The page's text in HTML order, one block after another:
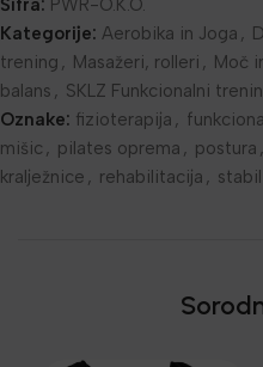
Šifra: PWR-O.K.O.
Kategorije: Aerobika in Joga ,
trening , Masažeri, rolleri , Moč
balans , SKLZ Funkcionalni
Oznake: fizioterapija ,
mišic , pilates oprema , postura ,
kralježnice , rehabilitacija ,